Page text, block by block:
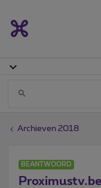
Archieven 2018
BEANTWOORD
Proximustv.be